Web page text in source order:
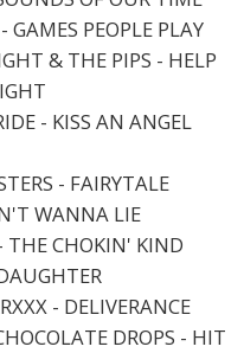
PEOPLE PLAY
& THE PIPS - HELP
- KISS AN ANGEL
- FAIRYTALE
WANNA LIE
CHOKIN' KIND
- DELIVERANCE
DROPS - HIT